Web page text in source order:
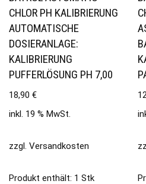
CHLOR PH KALIBRIERUNG
AUTOMATISCHE
DOSIERANLAGE:
KALIBRIERUNG
PUFFERLÖSUNG PH 7,00
18,90 €
inkl. 19 % MwSt.
zzgl. Versandkosten
Produkt enthält: 1 Stk